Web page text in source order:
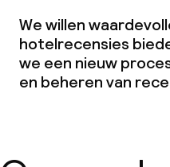
We willen
hotelrecensies
we een nieuw
en beheren van